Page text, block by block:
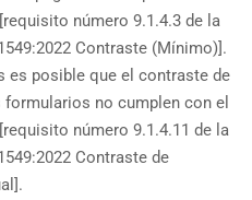
número 9.1.4.3 de la
Contraste (Mínimo)].
es posible que el contraste de
no cumplen con el
número 9.1.4.11 de la
Contraste de